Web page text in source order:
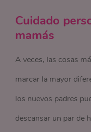
Cuidado
mamás
A veces, las cosas
marcar la mayor
los nuevos padres
descansar un par de